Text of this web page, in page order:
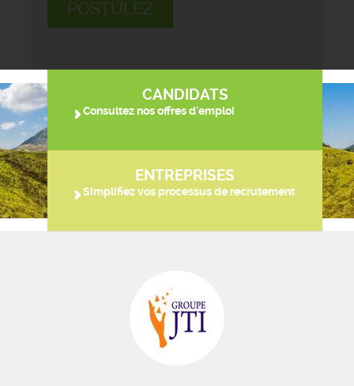
POSTULEZ
CANDIDATS
Consultez nos offres d'emploi
ENTREPRISES
Simplifiez vos processus de recrutement